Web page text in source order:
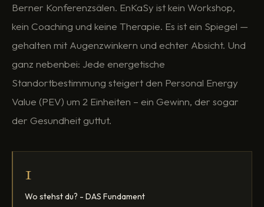
Berner Konferenzsälen. EnKaSy ist kein Workshop,
kein Coaching und keine Therapie. Es ist ein Spiegel —
gehalten mit Augenzwinkern und echter Absicht. Und
ganz nebenbei: Jede energetische
Standortbestimmung steigert den Personal Energy
Value (PEV) um 2 Einheiten – ein Gewinn, der sogar
der Gesundheit guttut.
1
Wo stehst du? - DAS Fundament